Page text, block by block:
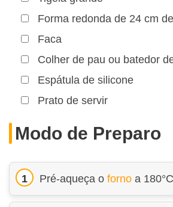
Forma redonda de 24 cm
Faca
Colher de pau ou batedor
Espátula de silicone
Prato de servir
Modo de Preparo
Pré-aqueça o forno a